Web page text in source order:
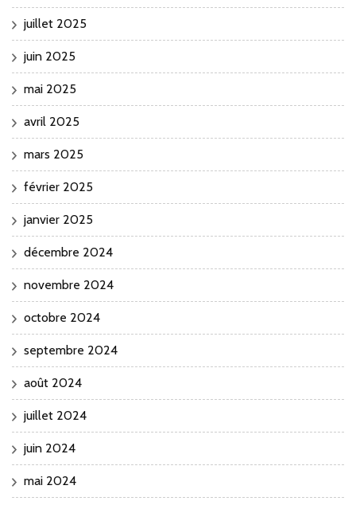
juillet 2025
juin 2025
mai 2025
avril 2025
mars 2025
février 2025
janvier 2025
décembre 2024
novembre 2024
octobre 2024
septembre 2024
août 2024
juillet 2024
juin 2024
mai 2024